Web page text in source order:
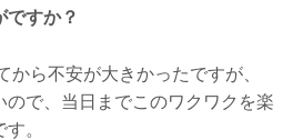
すか？
から不安が大きかったですが、
で、当日までこのワクワクを楽
。